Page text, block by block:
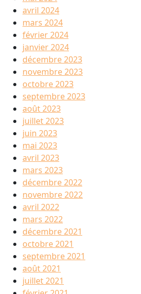
avril 2024
mars 2024
février 2024
janvier 2024
décembre 2023
novembre 2023
octobre 2023
septembre 2023
août 2023
juillet 2023
juin 2023
mai 2023
avril 2023
mars 2023
décembre 2022
novembre 2022
avril 2022
mars 2022
décembre 2021
octobre 2021
septembre 2021
août 2021
juillet 2021